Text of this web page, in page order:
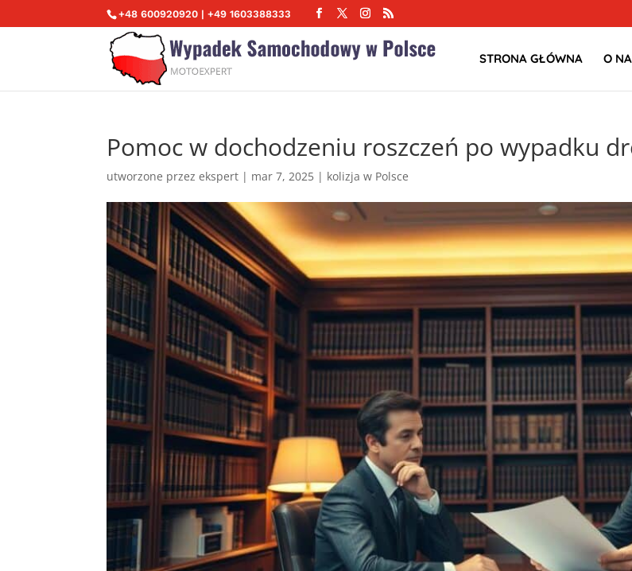
+48 600920920 | +49 1603388333
STRONA GŁÓWNA O
Pomoc w dochodzeniu roszczeń po wypadku
utworzone przezekspert | mar 7, 2025 | kolizja w Polsce